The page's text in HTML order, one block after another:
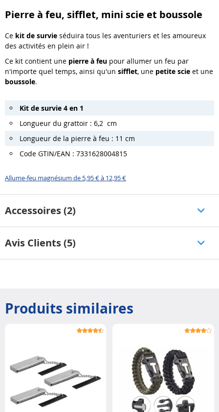
Pierre à feu, sifflet, mini scie et boussole
Ce kit de survie séduira tous les aventuriers et les amoureux
des activités en plein air !
Ce kit contient une pierre à feu pour allumer un feu par
n'importe quel temps, ainsi qu'un sifflet, une petite scie et une
boussole.
Kit de survie 4 en 1
Longueur du grattoir : 6,2 cm
Longueur de la pierre à feu : 11 cm
Code GTIN/EAN : 7331628004815
Allume-feu magnésium de 5,95 € à 12,95 €
Accessoires (2)
Avis Clients (5)
Produits similaires